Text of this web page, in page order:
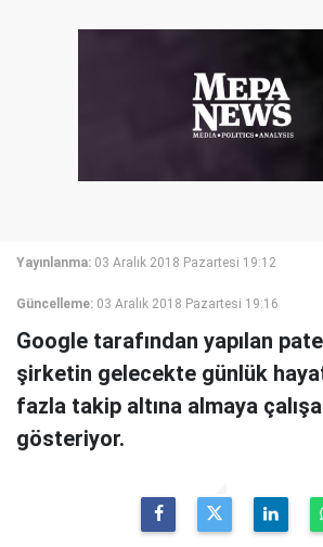
Yayınlanma: 03 Aralık 2018 Pazartesi 19:12
Güncelleme: 03 Aralık 2018 Pazartesi 19:16
Google tarafından yapılan
şirketin gelecekte günlük
fazla takip altına almaya
gösteriyor.